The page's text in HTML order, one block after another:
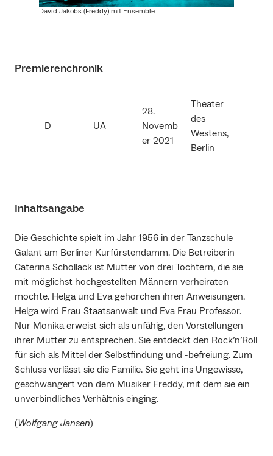
David Jakobs (Freddy) mit Ensemble
Premierenchronik
D UA
28.
Novemb
er 2021
Theater
des
Westens,
Berlin
Inhaltsangabe
Die Geschichte spielt im Jahr 1956 in der Tanzschule
Galant am Berliner Kurfürstendamm. Die Betreiberin
Caterina Schöllack ist Mutter von drei Töchtern, die sie
mit möglichst hochgestellten Männern verheiraten
möchte. Helga und Eva gehorchen ihren Anweisungen.
Helga wird Frau Staatsanwalt und Eva Frau Professor.
Nur Monika erweist sich als unfähig, den Vorstellungen
ihrer Mutter zu entsprechen. Sie entdeckt den Rock’n’Roll
für sich als Mittel der Selbstfindung und -befreiung. Zum
Schluss verlässt sie die Familie. Sie geht ins Ungewisse,
geschwängert von dem Musiker Freddy, mit dem sie ein
unverbindliches Verhältnis einging.
(Wolfgang Jansen)